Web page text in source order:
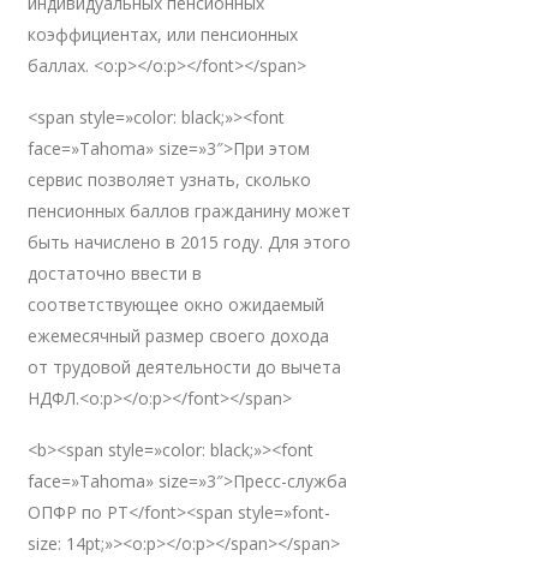
коэффициентах, или пенсионных
баллах. <o:p></o:p></font></span>
<span style=»color: black;»><font
face=»Tahoma» size=»3″>При этом
сервис позволяет узнать, сколько
пенсионных баллов гражданину может
быть начислено в 2015 году. Для этого
достаточно ввести в
соответствующее окно ожидаемый
ежемесячный размер своего дохода
от трудовой деятельности до вычета
НДФЛ.<o:p></o:p></font></span>
<b><span style=»color: black;»><font
face=»Tahoma» size=»3″>Пресс-служба
ОПФР по РТ</font><span style=»font-
size: 14pt;»><o:p></o:p></span></span>